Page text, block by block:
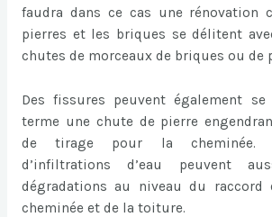
faudra dans ce cas une rénovation
pierres et les briques se délitent
chutes de morceaux de briques ou de
Des fissures peuvent également
terme une chute de pierre
de tirage pour la cheminée.
d’infiltrations d’eau peuvent
dégradations au niveau du raccord
cheminée et de la toiture.